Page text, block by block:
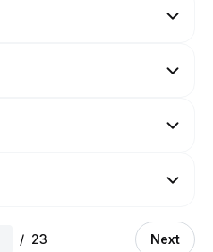
/ 23 Next